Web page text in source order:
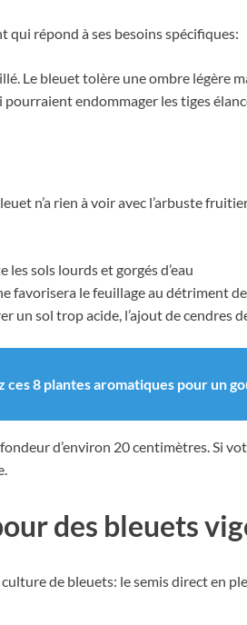
qui répond à ses besoins spécifiques:
Le bleuet tolère une ombre légère
endommager les tiges
n’a rien à voir avec l’arbuste
sols lourds et gorgés d’eau
favorisera le feuillage au détriment
un sol trop acide, l’ajout de cendres
ces 8 plantes aromatiques pour un
d’environ 20 centimètres. Si
des bleuets
de bleuets: le semis direct en